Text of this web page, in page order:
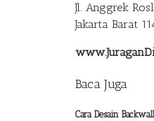
Jl. Anggrek
Jakarta Barat
Baca Juga
Cara Desain